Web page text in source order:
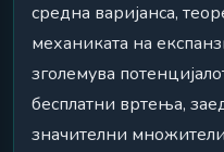
средна варијанса,
механиката на
зголемува
бесплатни вртења,
значителни